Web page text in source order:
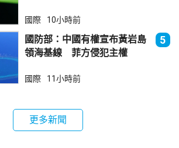
國際 10小時前
國防部：中國有權宣布黃岩島
領海基線 菲方侵犯主權
5
國際 11小時前
更多新聞